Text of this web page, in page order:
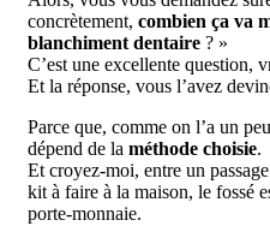
concrètement, combien ça va
blanchiment dentaire ? »
C’est une excellente question,
Et la réponse, vous l’avez
Parce que, comme on l’a un
dépend de la méthode choisie.
Et croyez-moi, entre un
kit à faire à la maison, le fossé
porte-monnaie.